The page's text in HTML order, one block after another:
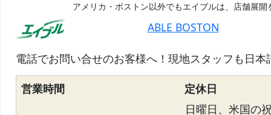
アメリカ・ボストン以外でもエイブルは、店舗展
ABLE BOSTON
電話でお問い合せのお客様へ！現地スタッフも日
営業時間
定休日
日曜日、米国の